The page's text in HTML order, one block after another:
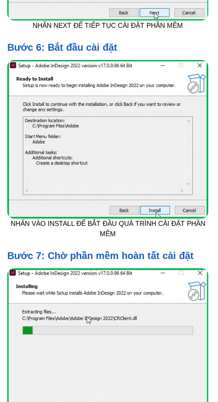
NHẤN NEXT ĐỂ TIẾP TỤC CÀI ĐẶT PHẦN MỀM
Bước 6: Bắt đầu cài đặt
NHẤN VÀO INSTALL ĐỂ BẮT ĐẦU QUÁ TRÌNH CÀI ĐẶT PHẦN
MỀM
Bước 7: Chờ phần mềm hoàn tất cài đặt